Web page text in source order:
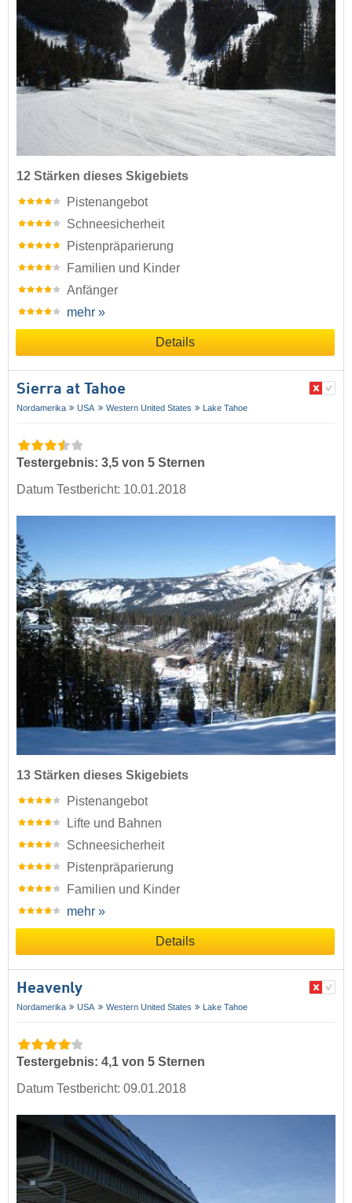
12 Stärken dieses Skigebiets
Pistenangebot
Schneesicherheit
Pistenpräparierung
Familien und Kinder
Anfänger
mehr »
Details
Sierra at Tahoe
Nordamerika USA Western United States Lake Tahoe
Testergebnis: 3,5 von 5 Sternen
Datum Testbericht: 10.01.2018
13 Stärken dieses Skigebiets
Pistenangebot
Lifte und Bahnen
Schneesicherheit
Pistenpräparierung
Familien und Kinder
mehr »
Details
Heavenly
Nordamerika USA Western United States Lake Tahoe
Testergebnis: 4,1 von 5 Sternen
Datum Testbericht: 09.01.2018